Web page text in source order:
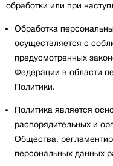
обработки или при
Обработка
осуществляется с
предусмотренных
Федерации в области
Политики.
Политика является
распорядительных и
Общества,
персональных данных